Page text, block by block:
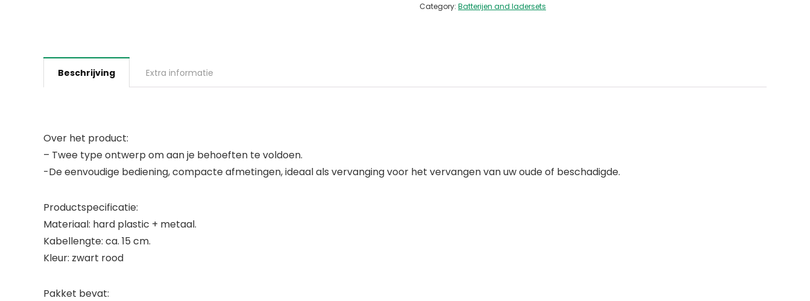
Category: Batterijen and ladersets
Beschrijving Extra informatie
Over het product:
– Twee type ontwerp om aan je behoeften te voldoen.
-De eenvoudige bediening, compacte afmetingen, ideaal als vervanging voor het vervangen van uw oude of beschadigde.
Productspecificatie:
Materiaal: hard plastic + metaal.
Kabellengte: ca. 15 cm.
Kleur: zwart rood
Pakket bevat: